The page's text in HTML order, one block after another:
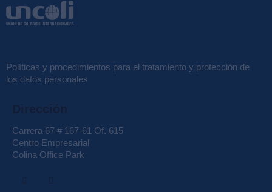
Políticas y procedimientos para el tratamiento y protección de
los datos personales
Carrera 67 # 167-61 Of. 615
Centro Empresarial
Colina Office Park